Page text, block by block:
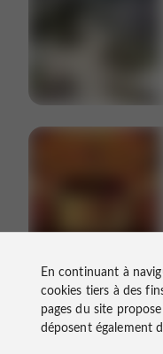
En continuant à
cookies tiers à des
pages du site
déposent également